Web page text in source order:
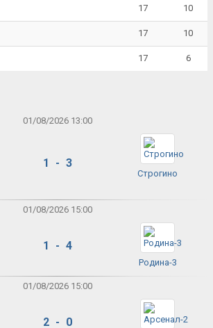
17 10
17 10
17 6
01/08/2026 13:00
1 - 3
Строгино
01/08/2026 15:00
1 - 4
Родина-3
01/08/2026 15:00
2 - 0